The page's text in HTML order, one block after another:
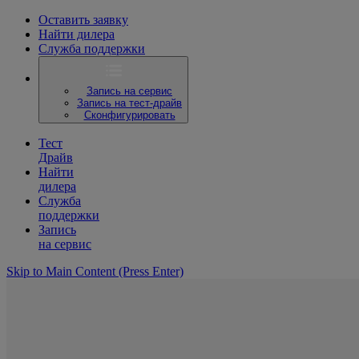
Оставить заявку
Найти дилера
Служба поддержки
Запись на сервис
Запись на тест-драйв
Сконфигурировать
Тест
Драйв
Найти
дилера
Служба
поддержки
Запись
на сервис
Skip to Main Content (Press Enter)